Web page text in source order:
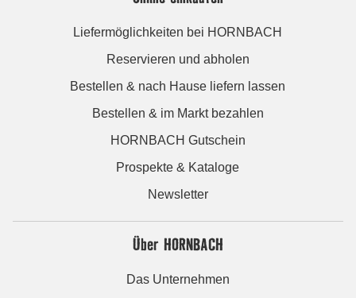
Liefermöglichkeiten bei HORNBACH
Reservieren und abholen
Bestellen & nach Hause liefern lassen
Bestellen & im Markt bezahlen
HORNBACH Gutschein
Prospekte & Kataloge
Newsletter
Über HORNBACH
Das Unternehmen